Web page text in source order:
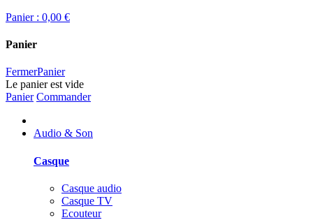
Panier : 0,00 €
Panier
FermerPanier
Le panier est vide
Panier Commander
Audio & Son
Casque
Casque audio
Casque TV
Ecouteur